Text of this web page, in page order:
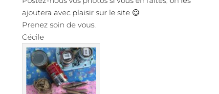
ajoutera avec plaisir sur le site 😉
Prenez soin de vous.
Cécile